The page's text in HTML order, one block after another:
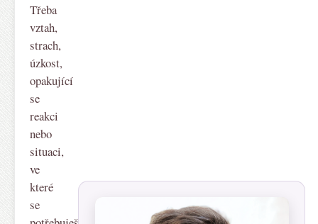
Třeba
vztah,
strach,
úzkost,
opakující
se
reakci
nebo
situaci,
ve
které
se